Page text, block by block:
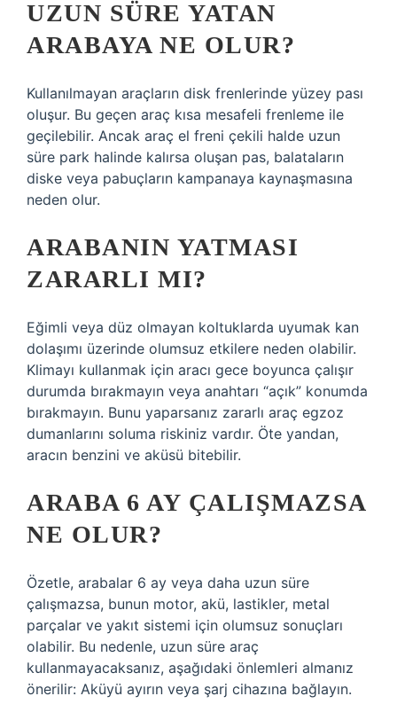
UZUN SÜRE YATAN
ARABAYA NE OLUR?
Kullanılmayan araçların disk frenlerinde yüzey pası
oluşur. Bu geçen araç kısa mesafeli frenleme ile
geçilebilir. Ancak araç el freni çekili halde uzun
süre park halinde kalırsa oluşan pas, balataların
diske veya pabuçların kampanaya kaynaşmasına
neden olur.
ARABANIN YATMASI
ZARARLI MI?
Eğimli veya düz olmayan koltuklarda uyumak kan
dolaşımı üzerinde olumsuz etkilere neden olabilir.
Klimayı kullanmak için aracı gece boyunca çalışır
durumda bırakmayın veya anahtarı “açık” konumda
bırakmayın. Bunu yaparsanız zararlı araç egzoz
dumanlarını soluma riskiniz vardır. Öte yandan,
aracın benzini ve aküsü bitebilir.
ARABA 6 AY ÇALIŞMAZSA
NE OLUR?
Özetle, arabalar 6 ay veya daha uzun süre
çalışmazsa, bunun motor, akü, lastikler, metal
parçalar ve yakıt sistemi için olumsuz sonuçları
olabilir. Bu nedenle, uzun süre araç
kullanmayacaksanız, aşağıdaki önlemleri almanız
önerilir: Aküyü ayırın veya şarj cihazına bağlayın.